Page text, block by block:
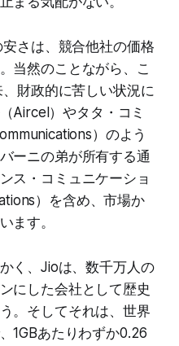
さは、競合他社の価格
当然のことながら、こ
財政的に苦しい状況に
Aircel）やタタ・コミ
）のよう
ーニの弟が所有する通
ス・コミュニケーショ
）を含め、市場か
ます。
く、Jioは、数千万人の
にした会社として歴史
。そしてそれは、世界
1GBあたりわずか0.26